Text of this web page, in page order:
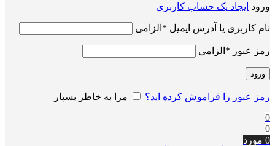
ورود ایجاد یک حساب کاربری
نام کاربری یا آدرس ایمیل * الزامی
رمز عبور * الزامی
ورود
رمز عبور را فراموش کرده اید؟
مرا به خاطر بسپار
0
0
0 مورد